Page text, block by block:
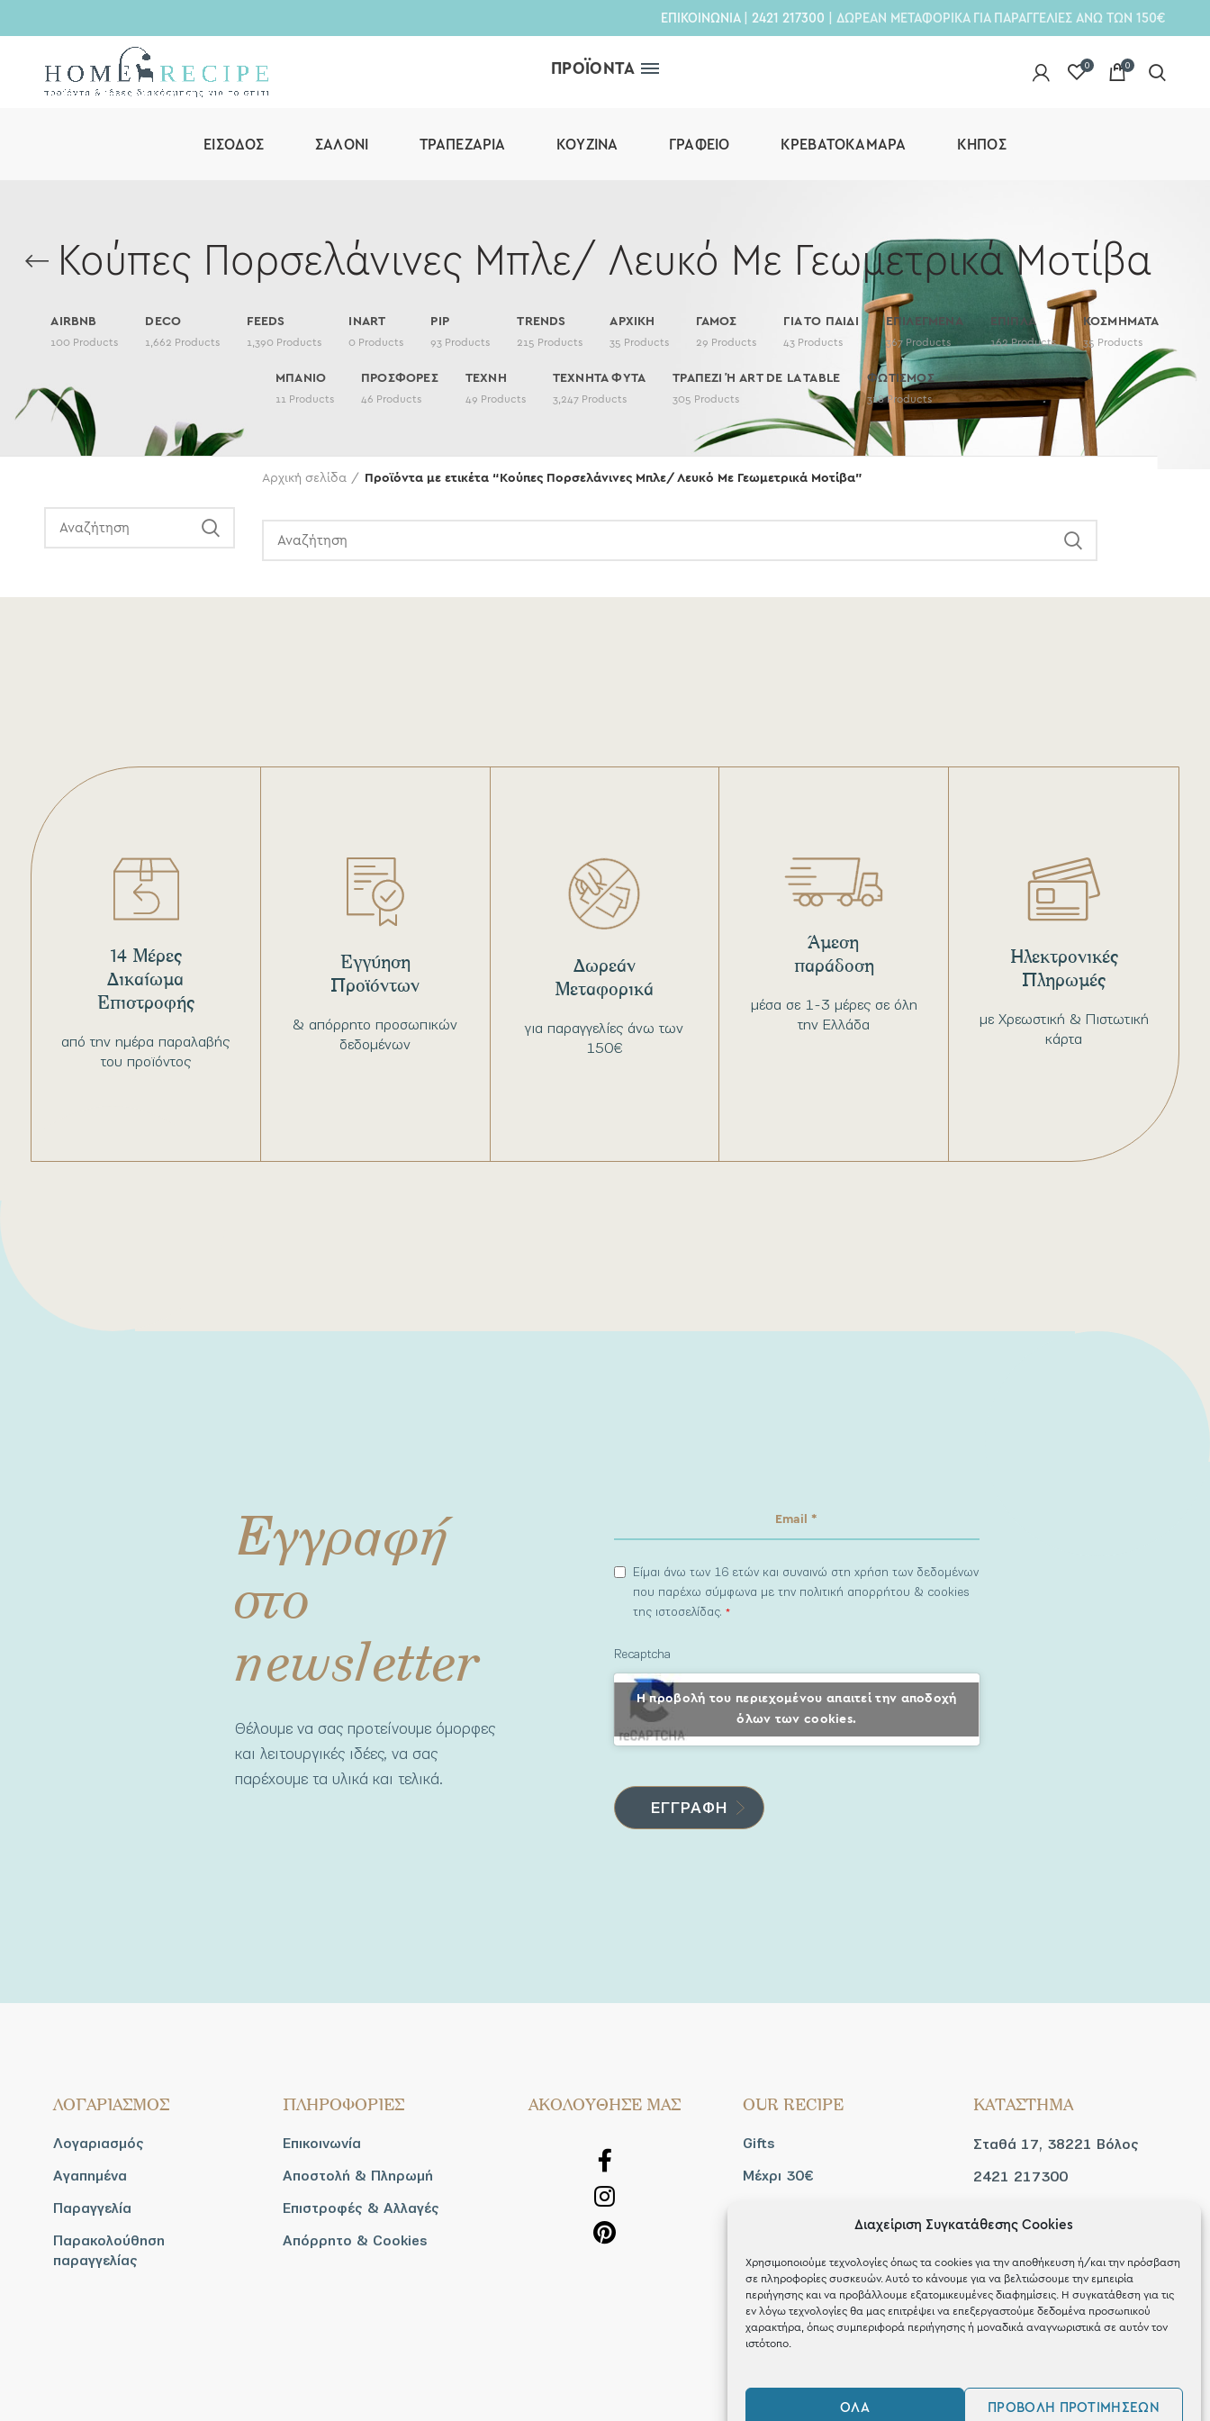
Διαχείριση Συγκατάθεσης Cookies
Χρησιμοποιούμε τεχνολογίες όπως τα cookies για την αποθήκευση ή/και την πρόσβαση
σε πληροφορίες συσκευών. Αυτό το κάνουμε για να βελτιώσουμε την εμπειρία
περιήγησης και να προβάλλουμε εξατομικευμένες διαφημίσεις. Η συγκατάθεση για τις
εν λόγω τεχνολογίες θα μας επιτρέψει να επεξεργαστούμε δεδομένα προσωπικού
χαρακτήρα, όπως συμπεριφορά περιήγησης ή μοναδικά αναγνωριστικά σε αυτόν τον
ιστότοπο.
ΌΛΑ ΠΡΟΒΟΛΉ ΠΡΟΤΙΜΉΣΕΩΝ
ΕΠΙΚΟΙΝΩΝΙΑ| 2421 217300 | ΔΩΡΕΑΝ ΜΕΤΑΦΟΡΙΚΑ ΓΙΑ ΠΑΡΑΓΓΕΛΙΕΣ ΑΝΩ ΤΩΝ 150€
ΠΡΟΪΟΝΤΑ 0 0
ΕΊΣΟΔΟΣ ΣΑΛΌΝΙ ΤΡΑΠΕΖΑΡΊΑ ΚΟΥΖΊΝΑ ΓΡΑΦΕΊΟ ΚΡΕΒΑΤΟΚΆΜΑΡΑ ΚΉΠΟΣ
Κούπες Πορσελάνινες Μπλε/ Λευκό Με Γεωμετρικά Μοτίβα
AIRBNB
100 Products
DECO
1,662 Products
FEEDS
1,390 Products
INART
0 Products
PIP
93 Products
TRENDS
215 Products
ΑΡΧΙΚΗ
35 Products
ΓΑΜΟΣ
29 Products
ΓΙΑ ΤΟ ΠΑΙΔΙ
43 Products
ΕΠΙΛΕΓΜΕΝΑ
367 Products
ΕΠΙΠΛΑ
162 Products
ΚΟΣΜΗΜΑΤΑ
35 Products
ΜΠΑΝΙΟ
11 Products
ΠΡΟΣΦΟΡΕΣ
46 Products
ΤΕΧΝΗ
49 Products
ΤΕΧΝΗΤΑ ΦΥΤΑ
3,247 Products
ΤΡΑΠΕΖΙ Ή ART DE LA TABLE
305 Products
ΦΩΤΙΣΜΟΣ
318 Products
Αρχική σελίδα Προϊόντα με ετικέτα “Κούπες Πορσελάνινες Μπλε/ Λευκό Με Γεωμετρικά Μοτίβα”
από την ημέρα παραλαβής
του προϊόντος
14 Μέρες
Δικαίωμα
Επιστροφής
& απόρρητο προσωπικών
δεδομένων
Εγγύηση
Προϊόντων
για παραγγελίες άνω των
150€
Δωρεάν
Μεταφορικά
μέσα σε 1-3 μέρες σε όλη
την Ελλάδα
Άμεση
παράδοση
με Χρεωστική & Πιστωτική
κάρτα
Ηλεκτρονικές
Πληρωμές
Εγγραφή
στο
newsletter
Θέλουμε να σας προτείνουμε όμορφες
και λειτουργικές ιδέες, να σας
παρέχουμε τα υλικά και τελικά.
Είμαι άνω των 16 ετών και συναινώ στη χρήση των δεδομένων
που παρέχω σύμφωνα με την πολιτική απορρήτου & cookies
της ιστοσελίδας.*
Recaptcha
Η προβολή του περιεχομένου απαιτεί την αποδοχή
όλων των cookies.
ΛΟΓΑΡΙΑΣΜΟΣ
Λογαριασμός
Αγαπημένα
Παραγγελία
Παρακολούθηση
παραγγελίας
ΠΛΗΡΟΦΟΡΙΕΣ
Επικοινωνία
Αποστολή & Πληρωμή
Επιστροφές & Αλλαγές
Απόρρητο & Cookies
AΚΟΛΟΥΘΗΣΕ ΜΑΣ OUR RECIPE
Gifts
Μέχρι 30€
ΚΑΤΑΣΤΗΜΑ
Σταθά 17, 38221 Βόλος
2421 217300
Τριτ / Πεμ / Παρ: 09:00 -
21:00